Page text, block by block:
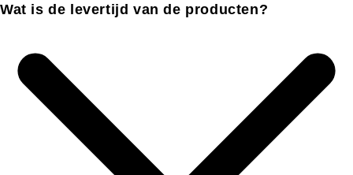
Wat is de levertijd van de producten?